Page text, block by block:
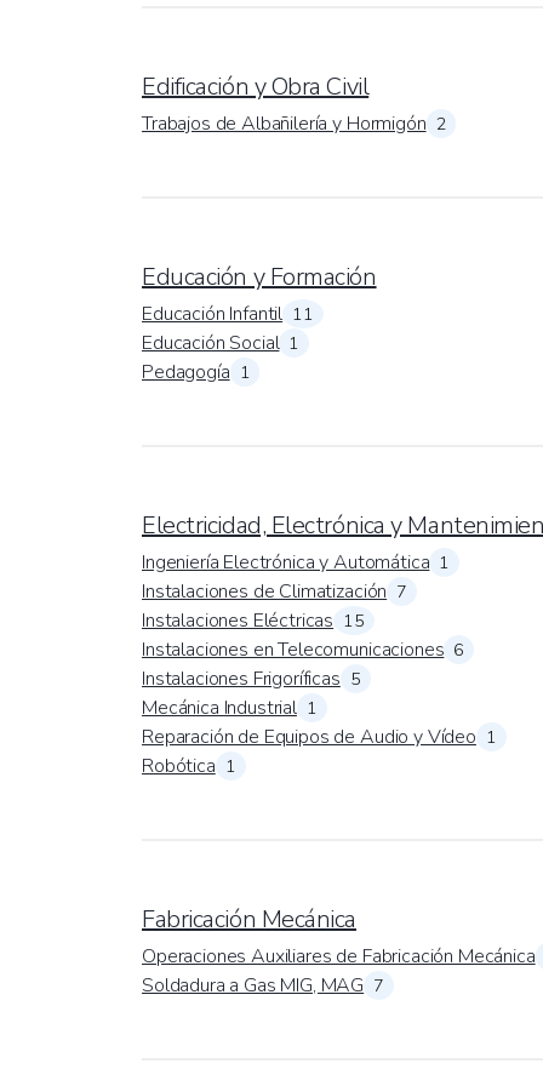
Edificación y Obra Civil
Trabajos de Albañilería y Hormigón 2
Educación y Formación
Educación Infantil 11
Educación Social 1
Pedagogía 1
Electricidad, Electrónica y
Ingeniería Electrónica y Automática 1
Instalaciones de Climatización 7
Instalaciones Eléctricas 15
Instalaciones en Telecomunicaciones 6
Instalaciones Frigoríficas 5
Mecánica Industrial 1
Reparación de Equipos de Audio y Vídeo 1
Robótica 1
Fabricación Mecánica
Operaciones Auxiliares de Fabricación Mecánica
Soldadura a Gas MIG, MAG 7